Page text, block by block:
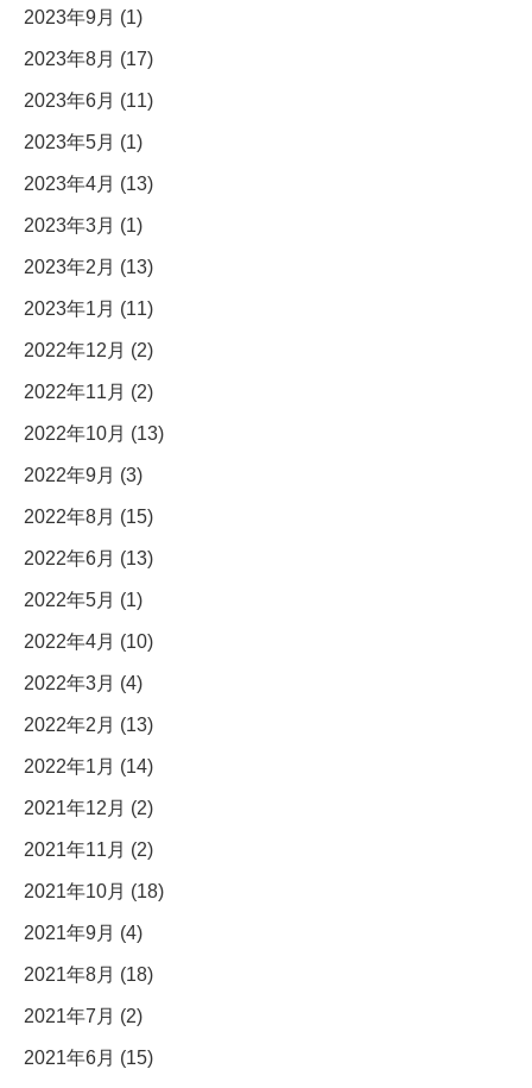
2023年9月 (1)
2023年8月 (17)
2023年6月 (11)
2023年5月 (1)
2023年4月 (13)
2023年3月 (1)
2023年2月 (13)
2023年1月 (11)
2022年12月 (2)
2022年11月 (2)
2022年10月 (13)
2022年9月 (3)
2022年8月 (15)
2022年6月 (13)
2022年5月 (1)
2022年4月 (10)
2022年3月 (4)
2022年2月 (13)
2022年1月 (14)
2021年12月 (2)
2021年11月 (2)
2021年10月 (18)
2021年9月 (4)
2021年8月 (18)
2021年7月 (2)
2021年6月 (15)